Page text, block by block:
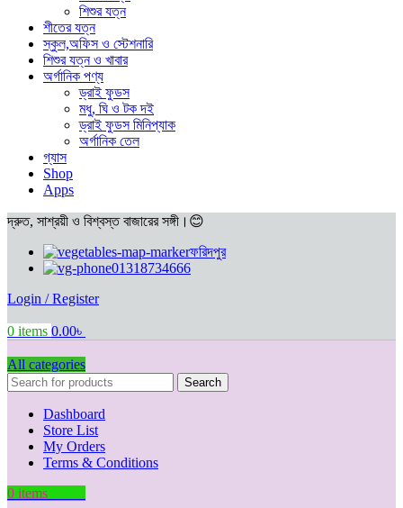
শিশুর যত্ন
শীতের যত্ন
স্কুল,অফিস ও স্টেশনারি
শিশুর যত্ন ও খাবার
অর্গানিক পণ্য
ড্রাই ফুডস
মধু, ঘি ও টক দই
ড্রাই ফুডস মিনিপ্যাক
অর্গানিক তেল
গ্যাস
Shop
Apps
দ্রুত, সাশ্রয়ী ও বিশ্বস্ত বাজারের সঙ্গী।😊
ফরিদপুর
01318734666
Login / Register
0 items 0.00৳
All categories
Search
Dashboard
Store List
My Orders
Terms & Conditions
0 items